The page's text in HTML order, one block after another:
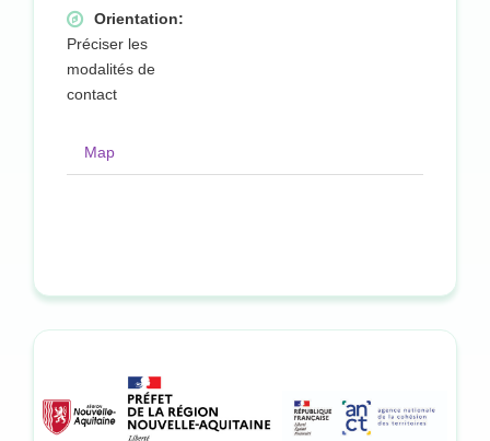
Orientation:
Préciser les
modalités de
contact
Map